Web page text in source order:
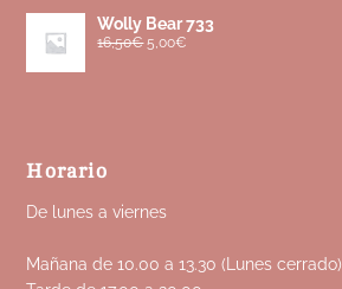
Wolly Bear 733
16,50€ 5,00€
Horario
De lunes a viernes
Mañana de 10.00 a 13.30 (Lunes cerrado)